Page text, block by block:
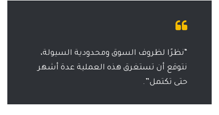
“نظرًا لظروف السوق ومحدودية السيولة،
نتوقع أن تستغرق هذه العملية عدة أشهر
حتى تكتمل”.